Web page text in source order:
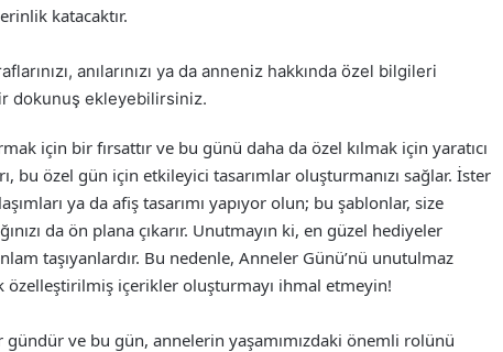
katacaktır.
anılarınızı ya da anneniz hakkında özel bilgileri
dokunuş ekleyebilirsiniz.
için bir fırsattır ve bu günü daha da özel kılmak için yaratıcı
bu özel gün için etkileyici tasarımlar oluşturmanızı sağlar. İster
ya da afiş tasarımı yapıyor olun; bu şablonlar, size
da ön plana çıkarır. Unutmayın ki, en güzel hediyeler
taşıyanlardır. Bu nedenle, Anneler Günü’nü unutulmaz
özelleştirilmiş içerikler oluşturmayı ihmal etmeyin!
ve bu gün, annelerin yaşamımızdaki önemli rolünü